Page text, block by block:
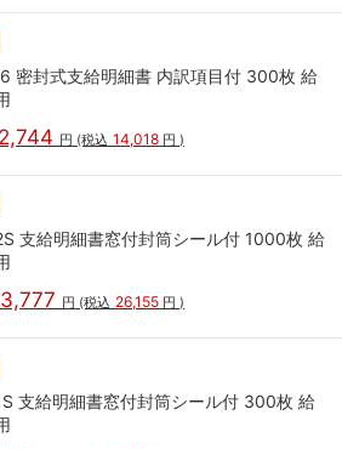
密封式支給明細書 内訳項目付 300枚 給
円 (税込 14,018 円 )
支給明細書窓付封筒シール付 1000枚 給
円 (税込 26,155 円 )
支給明細書窓付封筒シール付 300枚 給